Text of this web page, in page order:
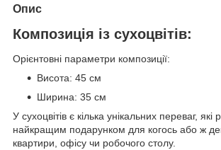
Опис
Композиція із сухоцвітів:
Орієнтовні параметри композиції:
Висота: 45 см
Ширина: 35 см
У сухоцвітів є кілька унікальних переваг, які
найкращим подарунком для когось або ж
квартири, офісу чи робочого столу.